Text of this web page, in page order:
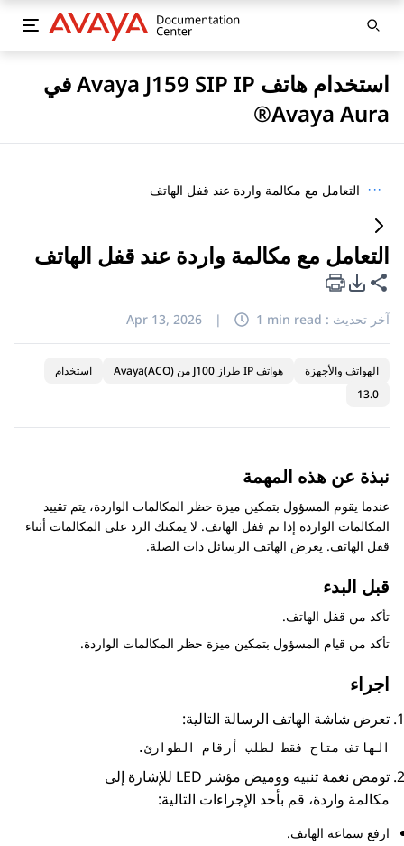
استخدام هاتف Avaya J159 SIP IP في
Avaya Aura®
··· التعامل مع مكالمة واردة عند قفل الهاتف
التعامل مع مكالمة واردة عند قفل الهاتف
مشاركة هذه الصفحة
خيارات تصدير PDF
آخر تحديث : Apr 13, 2026 | 1 min read
الهواتف والأجهزة هواتف IP طراز J100 من Avaya(ACO)
استخدام
13.0
نبذة عن هذه المهمة
عندما يقوم المسؤول بتمكين ميزة حظر المكالمات الواردة، يتم تقييد
المكالمات الواردة إذا تم قفل الهاتف. لا يمكنك الرد على المكالمات أثناء
قفل الهاتف. يعرض الهاتف الرسائل ذات الصلة.
قبل البدء
تأكد من قفل الهاتف.
تأكد من قيام المسؤول بتمكين ميزة حظر المكالمات الواردة.
اجراء
تعرض شاشة الهاتف الرسالة التالية:
الهاتف متاح فقط لطلب أرقام الطوارئ.
تومض نغمة تنبيه ووميض مؤشر LED للإشارة إلى
مكالمة واردة، قم بأحد الإجراءات التالية:
ارفع سماعة الهاتف.